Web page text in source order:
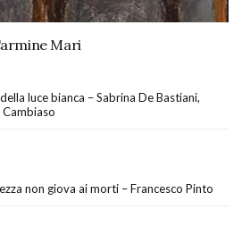
Mari
luce bianca – Sabrina De Bastiani,
non giova ai morti – Francesco Pinto